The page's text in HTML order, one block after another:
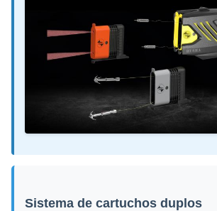
Sistema de cartuchos duplos